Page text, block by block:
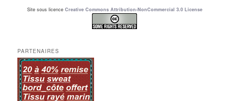
Site sous licence Creative Commons Attribution-NonCommercial 3.0 License
PARTENAIRES